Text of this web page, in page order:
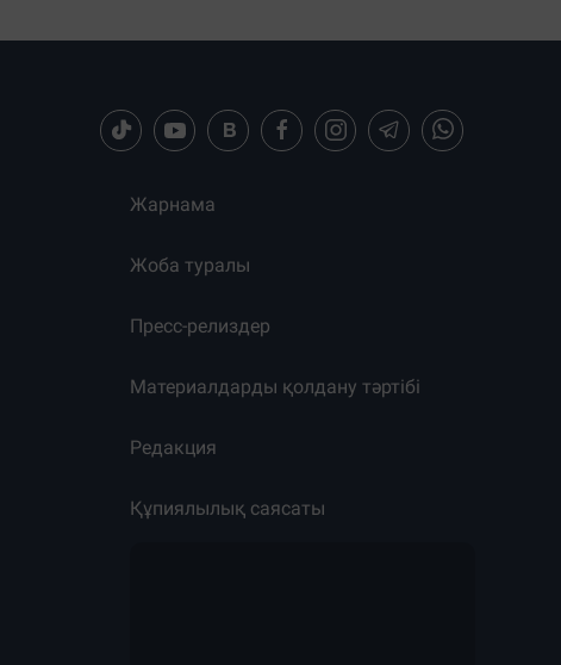
Жарнама
Жоба туралы
Пресс-релиздер
Материалдарды қолдану тәртібі
Редакция
Құпиялылық саясаты